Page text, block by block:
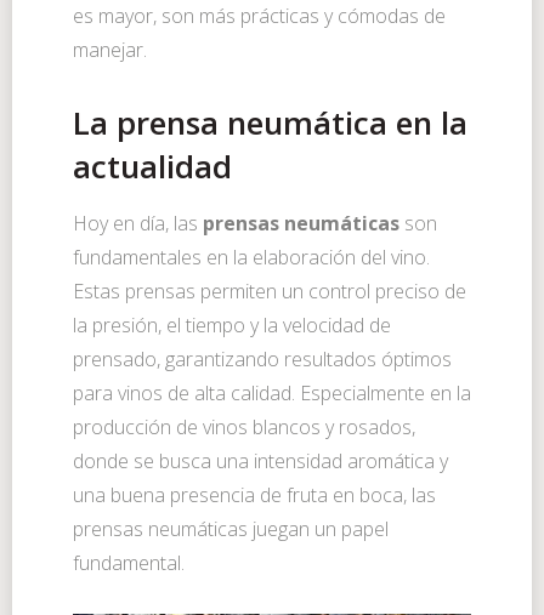
es mayor, son más prácticas y cómodas de
manejar.
La prensa neumática en la
actualidad
Hoy en día, las prensas neumáticas son
fundamentales en la elaboración del vino.
Estas prensas permiten un control preciso de
la presión, el tiempo y la velocidad de
prensado, garantizando resultados óptimos
para vinos de alta calidad. Especialmente en la
producción de vinos blancos y rosados,
donde se busca una intensidad aromática y
una buena presencia de fruta en boca, las
prensas neumáticas juegan un papel
fundamental.